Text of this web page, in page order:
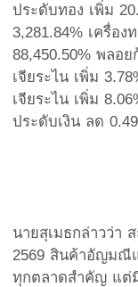
ประดับทอง เพิ่ม
3,281.84% เครื่อง
88,450.50% พลอ
เจียระไน เพิ่ม
เจียระไน เพิ่ม
ประดับเงิน ลด
นายสุเมธกล่าวว่า
2569 สินค้าอัญมณีแ
ทุกตลาดสำคัญ แต่